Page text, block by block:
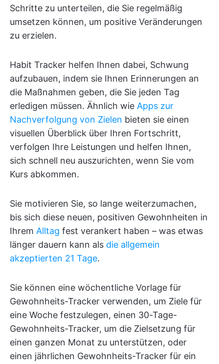
Schritte zu unterteilen, die Sie regelmäßig
umsetzen können, um positive Veränderungen
zu erzielen.
Habit Tracker helfen Ihnen dabei, Schwung
aufzubauen, indem sie Ihnen Erinnerungen an
die Maßnahmen geben, die Sie jeden Tag
erledigen müssen. Ähnlich wie Apps zur
Nachverfolgung von Zielen bieten sie einen
visuellen Überblick über Ihren Fortschritt,
verfolgen Ihre Leistungen und helfen Ihnen,
sich schnell neu auszurichten, wenn Sie vom
Kurs abkommen.
Sie motivieren Sie, so lange weiterzumachen,
bis sich diese neuen, positiven Gewohnheiten in
Ihrem Alltag fest verankert haben – was etwas
länger dauern kann als die allgemein
akzeptierten 21 Tage.
Sie können eine wöchentliche Vorlage für
Gewohnheits-Tracker verwenden, um Ziele für
eine Woche festzulegen, einen 30-Tage-
Gewohnheits-Tracker, um die Zielsetzung für
einen ganzen Monat zu unterstützen, oder
einen jährlichen Gewohnheits-Tracker für ein